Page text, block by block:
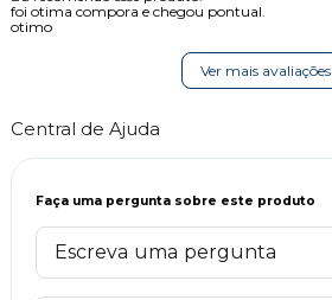
foi otima compora e chegou pontual.
otimo
Ver mais avaliações
Central de Ajuda
Faça uma pergunta sobre este produto